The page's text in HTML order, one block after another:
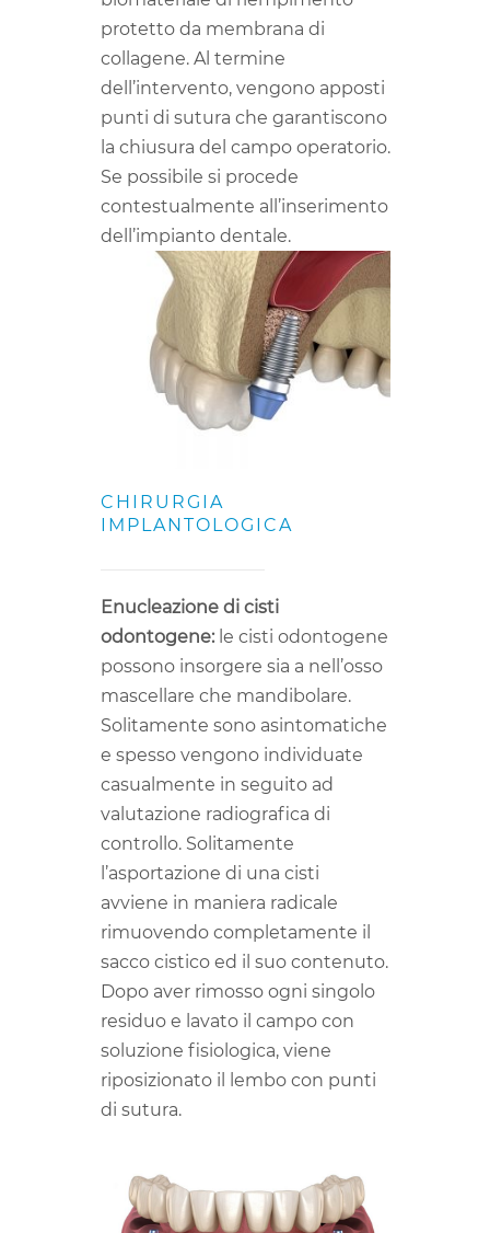
protetto da membrana di
collagene. Al termine
dell’intervento, vengono apposti
punti di sutura che garantiscono
la chiusura del campo operatorio.
Se possibile si procede
contestualmente all’inserimento
dell’impianto dentale.
CHIRURGIA
IMPLANTOLOGICA
Enucleazione di cisti
odontogene: le cisti odontogene
possono insorgere sia a nell’osso
mascellare che mandibolare.
Solitamente sono asintomatiche
e spesso vengono individuate
casualmente in seguito ad
valutazione radiografica di
controllo. Solitamente
l’asportazione di una cisti
avviene in maniera radicale
rimuovendo completamente il
sacco cistico ed il suo contenuto.
Dopo aver rimosso ogni singolo
residuo e lavato il campo con
soluzione fisiologica, viene
riposizionato il lembo con punti
di sutura.